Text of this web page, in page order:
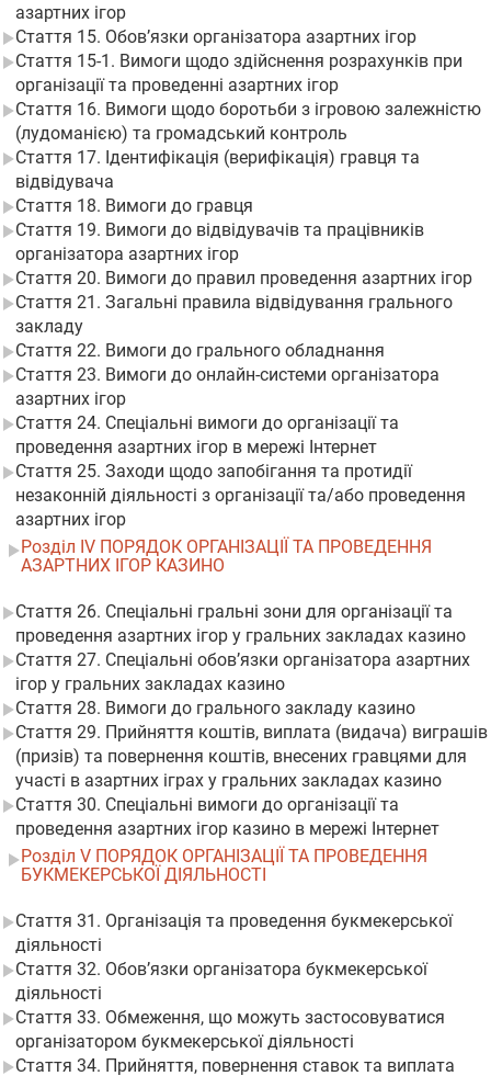
азартних ігор
Стаття 15. Обов’язки організатора азартних ігор
Стаття 15-1. Вимоги щодо здійснення розрахунків при
організації та проведенні азартних ігор
Стаття 16. Вимоги щодо боротьби з ігровою залежністю
(лудоманією) та громадський контроль
Стаття 17. Ідентифікація (верифікація) гравця та
відвідувача
Стаття 18. Вимоги до гравця
Стаття 19. Вимоги до відвідувачів та працівників
організатора азартних ігор
Стаття 20. Вимоги до правил проведення азартних ігор
Стаття 21. Загальні правила відвідування грального
закладу
Стаття 22. Вимоги до грального обладнання
Стаття 23. Вимоги до онлайн-системи організатора
азартних ігор
Стаття 24. Спеціальні вимоги до організації та
проведення азартних ігор в мережі Інтернет
Стаття 25. Заходи щодо запобігання та протидії
незаконній діяльності з організації та/або проведення
азартних ігор
Розділ IV ПОРЯДОК ОРГАНІЗАЦІЇ ТА ПРОВЕДЕННЯ
АЗАРТНИХ ІГОР КАЗИНО
Стаття 26. Спеціальні гральні зони для організації та
проведення азартних ігор у гральних закладах казино
Стаття 27. Спеціальні обов’язки організатора азартних
ігор у гральних закладах казино
Стаття 28. Вимоги до грального закладу казино
Стаття 29. Прийняття коштів, виплата (видача) виграшів
(призів) та повернення коштів, внесених гравцями для
участі в азартних іграх у гральних закладах казино
Стаття 30. Спеціальні вимоги до організації та
проведення азартних ігор казино в мережі Інтернет
Розділ V ПОРЯДОК ОРГАНІЗАЦІЇ ТА ПРОВЕДЕННЯ
БУКМЕКЕРСЬКОЇ ДІЯЛЬНОСТІ
Стаття 31. Організація та проведення букмекерської
діяльності
Стаття 32. Обов’язки організатора букмекерської
діяльності
Стаття 33. Обмеження, що можуть застосовуватися
організатором букмекерської діяльності
Стаття 34. Прийняття, повернення ставок та виплата